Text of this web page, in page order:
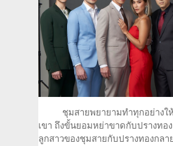
ชุมสายพยายามทำทุกอย่างให้
เขา ถึงขั้นยอมหย่าขาดกับปรางทอ
ลูกสาวของชุมสายกับปรางทองกลา